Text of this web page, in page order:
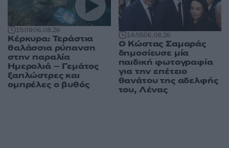
15:0906.08.26
Κέρκυρα: Τεράστια
θαλάσσια ρύπανση
στην παραλία
Ημερολιά – Γεμάτος
ξαπλώστρες και
ομπρέλες ο βυθός
14:5506.08.26
Ο Κώστας Σαμαράς
δημοσίευσε μία
παιδική φωτογραφία
για την επέτειο
θανάτου της αδελφής
του, Λένας